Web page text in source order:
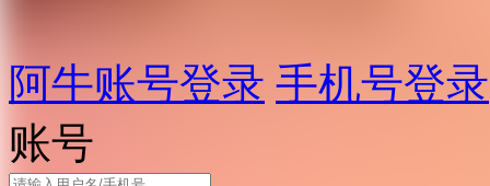
阿牛账号登录 手机号登录
账号